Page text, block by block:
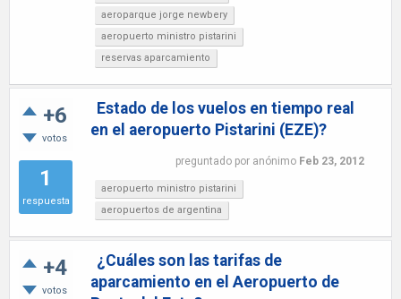
aeroparque jorge newbery
aeropuerto ministro pistarini
reservas aparcamiento
+6
votos
1
respuesta
Estado de los vuelos en tiempo real
en el aeropuerto Pistarini (EZE)?
preguntado por anónimo Feb 23, 2012
aeropuerto ministro pistarini
aeropuertos de argentina
+4
votos
¿Cuáles son las tarifas de
aparcamiento en el Aeropuerto de